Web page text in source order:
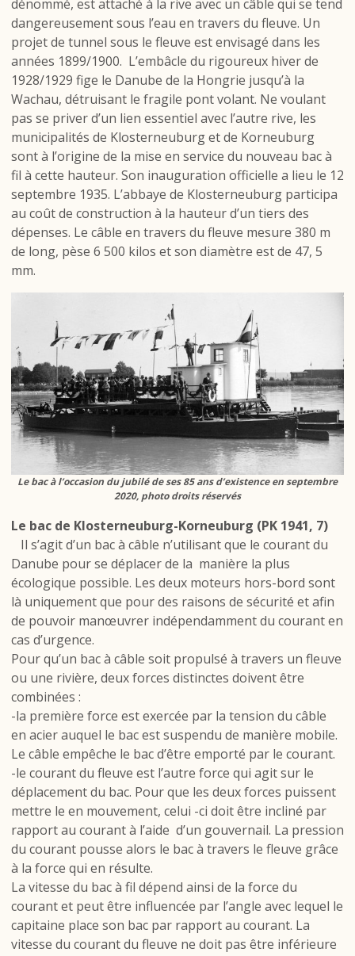
dénommé, est attaché à la rive avec un câble qui se tend
dangereusement sous l’eau en travers du fleuve. Un
projet de tunnel sous le fleuve est envisagé dans les
années 1899/1900. L’embâcle du rigoureux hiver de
1928/1929 fige le Danube de la Hongrie jusqu’à la
Wachau, détruisant le fragile pont volant. Ne voulant
pas se priver d’un lien essentiel avec l’autre rive, les
municipalités de Klosterneuburg et de Korneuburg
sont à l’origine de la mise en service du nouveau bac à
fil à cette hauteur. Son inauguration officielle a lieu le 12
septembre 1935. L’abbaye de Klosterneuburg participa
au coût de construction à la hauteur d’un tiers des
dépenses. Le câble en travers du fleuve mesure 380 m
de long, pèse 6 500 kilos et son diamètre est de 47, 5
mm.
Le bac à l’occasion du jubilé de ses 85 ans d’existence en septembre
2020, photo droits réservés
Le bac de Klosterneuburg-Korneuburg (PK 1941, 7)
Il s’agit d’un bac à câble n’utilisant que le courant du
Danube pour se déplacer de la manière la plus
écologique possible. Les deux moteurs hors-bord sont
là uniquement que pour des raisons de sécurité et afin
de pouvoir manœuvrer indépendamment du courant en
cas d’urgence.
Pour qu’un bac à câble soit propulsé à travers un fleuve
ou une rivière, deux forces distinctes doivent être
combinées :
-la première force est exercée par la tension du câble
en acier auquel le bac est suspendu de manière mobile.
Le câble empêche le bac d’être emporté par le courant.
-le courant du fleuve est l’autre force qui agit sur le
déplacement du bac. Pour que les deux forces puissent
mettre le en mouvement, celui -ci doit être incliné par
rapport au courant à l’aide d’un gouvernail. La pression
du courant pousse alors le bac à travers le fleuve grâce
à la force qui en résulte.
La vitesse du bac à fil dépend ainsi de la force du
courant et peut être influencée par l’angle avec lequel le
capitaine place son bac par rapport au courant. La
vitesse du courant du fleuve ne doit pas être inférieure